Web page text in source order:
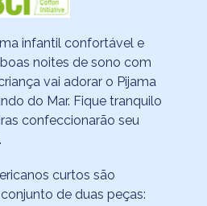
infantil confortável e
noites de sono com
vai adorar o Pijama
do Mar. Fique tranquilo
confeccionarão seu
curtos são
de duas peças: